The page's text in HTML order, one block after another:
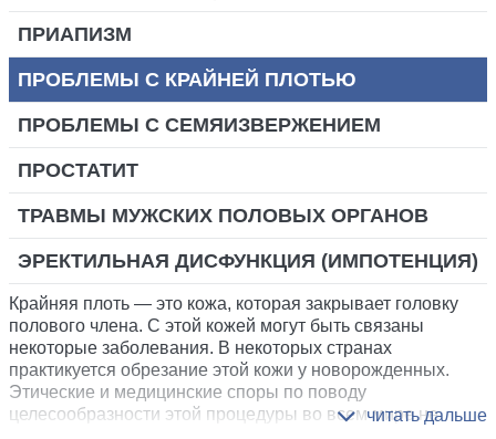
ПРИАПИЗМ
ПРОБЛЕМЫ С КРАЙНЕЙ ПЛОТЬЮ
ПРОБЛЕМЫ С СЕМЯИЗВЕРЖЕНИЕМ
ПРОСТАТИТ
ТРАВМЫ МУЖСКИХ ПОЛОВЫХ ОРГАНОВ
ЭРЕКТИЛЬНАЯ ДИСФУНКЦИЯ (ИМПОТЕНЦИЯ)
Крайняя плоть — это кожа, которая закрывает головку
полового члена. С этой кожей могут быть связаны
некоторые заболевания. В некоторых странах
практикуется обрезание этой кожи у новорожденных.
Этические и медицинские споры по поводу
целесообразности этой процедуры во всем мире не